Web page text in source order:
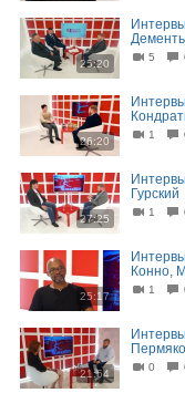
25:20
5
26:20
1
27:25
Гурский
1
25:17
Конно,
1
21:54
0